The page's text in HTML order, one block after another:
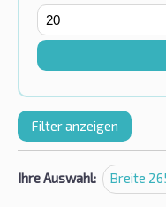
Filter anzeigen
Ihre Auswahl: Breite